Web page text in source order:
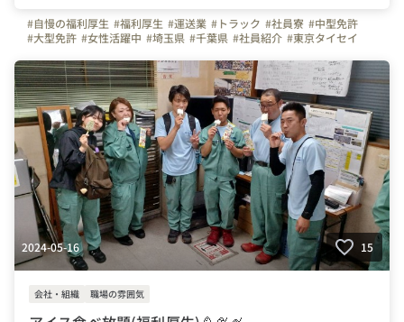
#自慢の福利厚生 #福利厚生 #運送業 #トラック #社員寮 #中型免許
#大型免許 #女性活躍中 #埼玉県 #千葉県 #社員紹介 #東京タイセイ
2024-05-16 15
会社・組織 職場の雰囲気